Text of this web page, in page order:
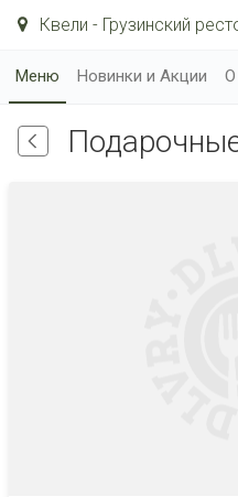
Квели - Грузинский
Меню Новинки и Акции О